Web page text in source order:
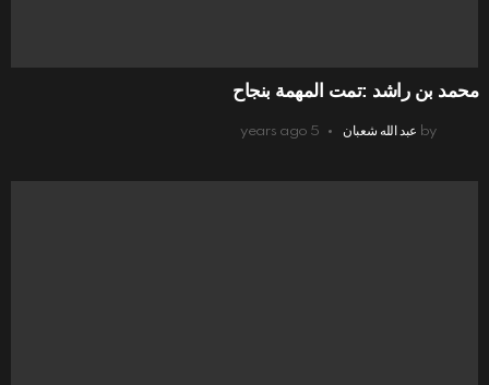
محمد بن راشد :تمت المهمة بنجاح
by عبد الله شعبان 5 years ago